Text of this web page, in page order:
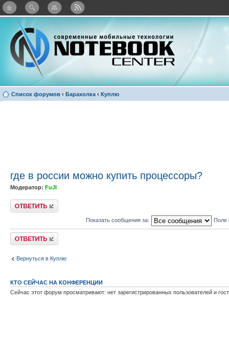
Каталог виджетов
Список форумов ‹ Барахолка ‹ Куплю
где в россии можно купить процессоры?
Модератор: FuJI
Ответить
Показать сообщения за: Поле
Ответить
Вернуться в Куплю
КТО СЕЙЧАС НА КОНФЕРЕНЦИИ
Сейчас этот форум просматривают: нет зарегистрированных пользователей и